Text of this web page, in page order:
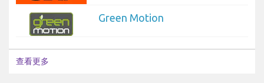
Green Motion
查看更多